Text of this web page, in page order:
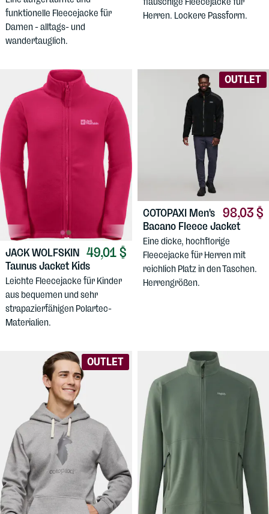
funktionelle Fleecejacke für
Damen - alltags- und
wandertauglich.
Herren. Lockere Passform.
49,01 $
JACK WOLFSKIN
Taunus Jacket Kids
Leichte Fleecejacke für Kinder
aus bequemen und sehr
strapazierfähigen Polartec-
Materialien.
OUTLET
98,03 $
COTOPAXI Men's
Bacano Fleece Jacket
Eine dicke, hochflorige
Fleecejacke für Herren mit
reichlich Platz in den Taschen.
Herrengrößen.
OUTLET